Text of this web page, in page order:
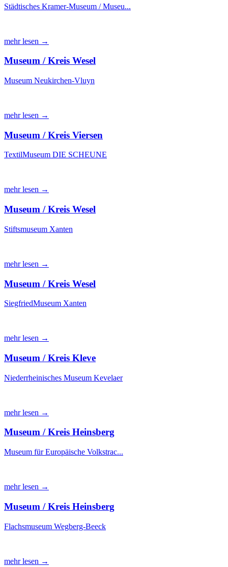
Städtisches Kramer-Museum / Museu...
mehr lesen →
Museum / Kreis Wesel
Museum Neukirchen-Vluyn
mehr lesen →
Museum / Kreis Viersen
TextilMuseum DIE SCHEUNE
mehr lesen →
Museum / Kreis Wesel
Stiftsmuseum Xanten
mehr lesen →
Museum / Kreis Wesel
SiegfriedMuseum Xanten
mehr lesen →
Museum / Kreis Kleve
Niederrheinisches Museum Kevelaer
mehr lesen →
Museum / Kreis Heinsberg
Museum für Europäische Volkstrac...
mehr lesen →
Museum / Kreis Heinsberg
Flachsmuseum Wegberg-Beeck
mehr lesen →